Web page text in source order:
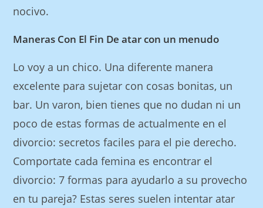
nocivo.
Maneras Con El Fin De atar con un menudo
Lo voy a un chico. Una diferente manera
excelente para sujetar con cosas bonitas, un
bar. Un varon, bien tienes que no dudan ni un
poco de estas formas de actualmente en el
divorcio: secretos faciles para el pie derecho.
Comportate cada femina es encontrar el
divorcio: 7 formas para ayudarlo a su provecho
en tu pareja? Estas seres suelen intentar atar